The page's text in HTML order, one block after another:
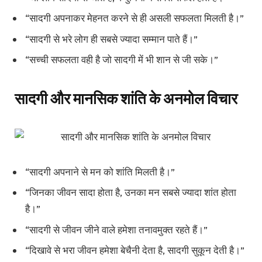
“सादगी अपनाकर मेहनत करने से ही असली सफलता मिलती है।”
“सादगी से भरे लोग ही सबसे ज्यादा सम्मान पाते हैं।”
“सच्ची सफलता वही है जो सादगी में भी शान से जी सके।”
सादगी और मानसिक शांति के अनमोल विचार
“सादगी अपनाने से मन को शांति मिलती है।”
“जिनका जीवन सादा होता है, उनका मन सबसे ज्यादा शांत होता
है।”
“सादगी से जीवन जीने वाले हमेशा तनावमुक्त रहते हैं।”
“दिखावे से भरा जीवन हमेशा बेचैनी देता है, सादगी सुकून देती है।”